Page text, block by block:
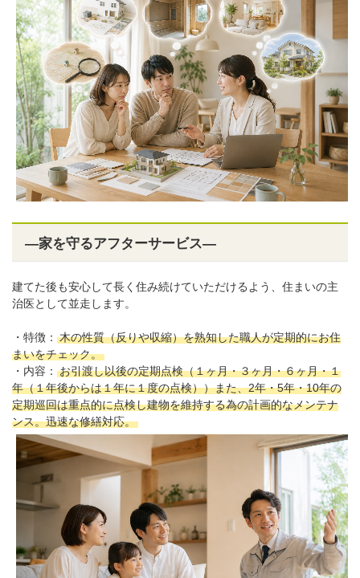
―家を守るアフターサービス―
建てた後も安心して長く住み続けていただけるよう、住まいの主
治医として並走します。
・特徴： 木の性質（反りや収縮）を熟知した職人が定期的にお住
まいをチェック。
・内容： お引渡し以後の定期点検（１ヶ月・３ヶ月・６ヶ月・１
年（１年後からは１年に１度の点検））また、2年・5年・10年の
定期巡回は重点的に点検し建物を維持する為の計画的なメンテナ
ンス。迅速な修繕対応。